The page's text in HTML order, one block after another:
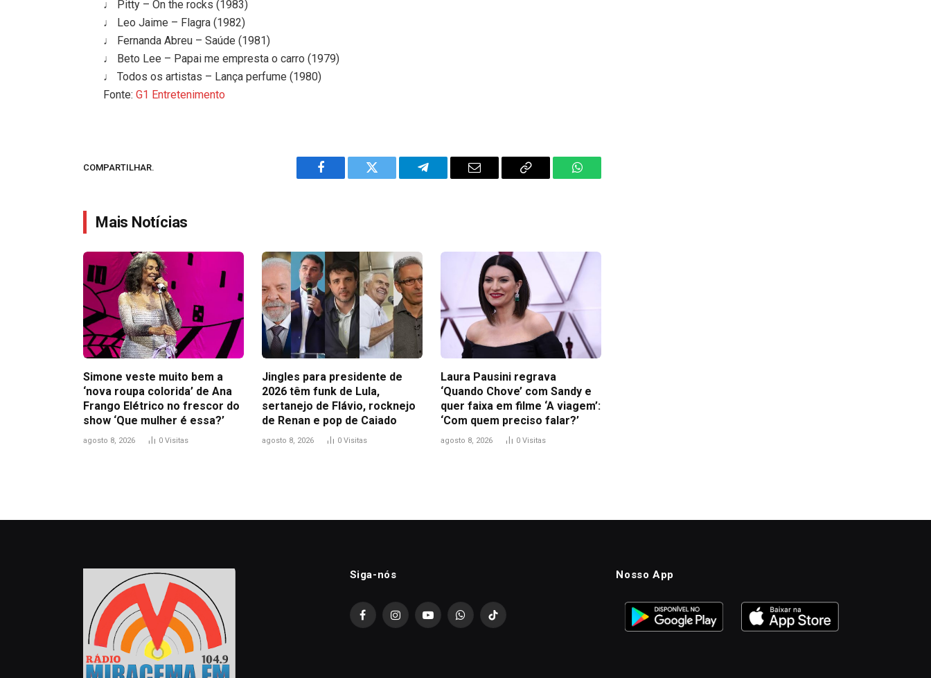
♩ Pitty – On the rocks (1983)
♩ Leo Jaime – Flagra (1982)
♩ Fernanda Abreu – Saúde (1981)
♩ Beto Lee – Papai me empresta o carro (1979)
♩ Todos os artistas – Lança perfume (1980)
Fonte:G1 Entretenimento
COMPARTILHAR.
Facebook Twitter Telegram Email
Copy
WhatsApp
Mais Notícias
Simone veste muito bem a
‘nova roupa colorida’ de Ana
Frango Elétrico no frescor do
show ‘Que mulher é essa?’
agosto 8, 2026 0 Visitas
Jingles para presidente de
2026 têm funk de Lula,
sertanejo de Flávio, rocknejo
de Renan e pop de Caiado
agosto 8, 2026 0 Visitas
Laura Pausini regrava
‘Quando Chove’ com Sandy e
quer faixa em filme ‘A viagem’:
‘Com quem preciso falar?’
agosto 8, 2026 0 Visitas
Siga-nós
FacebookInstagramYouTubeWhatsAppTikTok
Nosso App